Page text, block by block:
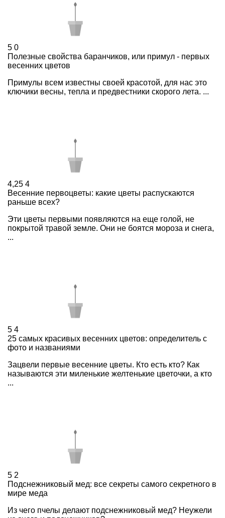
5 0
Полезные свойства баранчиков, или примул - первых
весенних цветов
Примулы всем известны своей красотой, для нас это
ключики весны, тепла и предвестники скорого лета. ...
4,25 4
Весенние первоцветы: какие цветы распускаются
раньше всех?
Эти цветы первыми появляются на еще голой, не
покрытой травой земле. Они не боятся мороза и снега,
...
5 4
25 самых красивых весенних цветов: определитель с
фото и названиями
Зацвели первые весенние цветы. Кто есть кто? Как
называются эти миленькие желтенькие цветочки, а кто
...
5 2
Подснежниковый мед: все секреты самого секретного в
мире меда
Из чего пчелы делают подснежниковый мед? Неужели